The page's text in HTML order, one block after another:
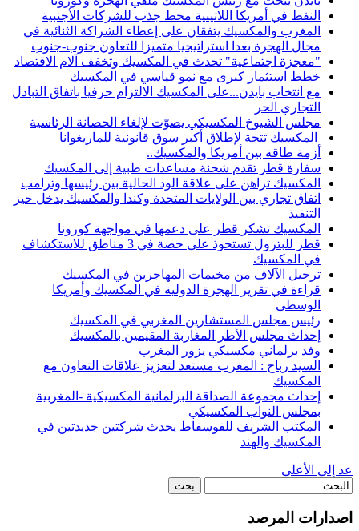
النفط في أمريكا اللاتينية محط جذب للشركات الأجنبية
المغرب والمكسيك يتفقان على إعطاء الشراكة الثنائية في
مجال الهجرة بعدا استراتيجيا متميزا للتعاون جنوب-جنوب
"معجزة اجتماعية" تحدث في المكسيك وتخفف آلام الاقتصاد
خطط استثمار كبرى مع نمو قياسي في المكسيك
مع انتخاب بايدن...على المكسيك الالتزام حرفيا باتفاق التبادل
التجاري الحر
مجلس الشيوخ المكسيكي يصوّت لإلغاء الحصانة الرئاسية
المكسيك تتجة لإطلاق أكبر سوق قانونية للماريغوانا
أزمة طاقة بين أمريكا والمكسيك..
سفارة قطر تقدم شحنة مساعدات طبية إلى المكسيك
المكسيك تراهن على علاقة الود الحالية بين رئيسها وترامب
اتفاق تجاري بين الولايات المتحدة وكندا والمكسيك يدخل حيز
التنفيذ
المكسيك تشكر قطر على دعمها في مواجهة كورونا
قطر للبترول تستحوذ على حصة في 3 مناطق للاستكشاف
في المكسيك
ترحيل الآلاف من مخيمات المهاجرين في المكسيك
قراءة في تقرير الهجرة الدولية في المكسيك وأمريكا
الوسطى
رئيس مجلس المستشارين المغربي في المكسيك
إحداث مجلس الأطر المغاربة المقيمين بالمكسيك
وفد برلماني مكسيكي يزور المغرب
السيد رباح : المغرب مستعد لتعزيز علاقات التعاون مع
المكسيك
إحداث مجموعة الصداقة البرلمانية المكسيكية -المغربية
بمجلس النواب المكسيكي
المكتب الشريف للفوسفاط يحدث شركتين جديدتين في
المكسيك والهند
عد إلى الأعلى
اصدارات المرصد